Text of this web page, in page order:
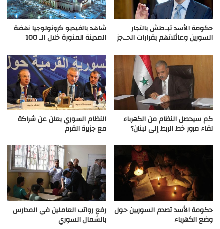
حكومة الأسد تبـ.طش بالتجار
السورين وعائلاتهم بقرارات الحـ.جز
شاهد بالفيديو كرونولوجيا نهضة
المدينة المنورة خلال الـ 100
كم سيحصل النظام من الكهرباء
لقاء مرور خط الربط إلى لبنان؟
النظام السوري يعلن عن شراكة
مع جزيرة القرم
حكومة الأسد تصدم السوريين حول
وضع الكهرباء
رفع رواتب العاملين في المدارس
بالشمال السوري